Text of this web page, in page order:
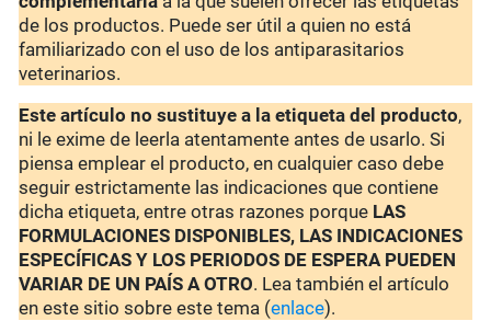
de los productos. Puede ser útil a quien no está
familiarizado con el uso de los antiparasitarios
veterinarios.
Este artículo no sustituye a la etiqueta del producto,
ni le exime de leerla atentamente antes de usarlo. Si
piensa emplear el producto, en cualquier caso debe
seguir estrictamente las indicaciones que contiene
dicha etiqueta, entre otras razones porque LAS
FORMULACIONES DISPONIBLES, LAS INDICACIONES
ESPECÍFICAS Y LOS PERIODOS DE ESPERA PUEDEN
VARIAR DE UN PAÍS A OTRO. Lea también el artículo
en este sitio sobre este tema (enlace).